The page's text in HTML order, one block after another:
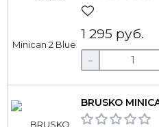
1 295 руб.
-
BRUSKO